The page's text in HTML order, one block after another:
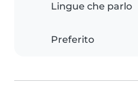
Lingue che parlo
Preferito